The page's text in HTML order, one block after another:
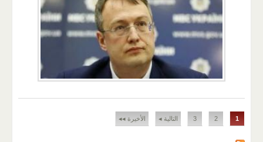
الصفحات
1
2
3 التالية ◂ الأخيرة ◂◂